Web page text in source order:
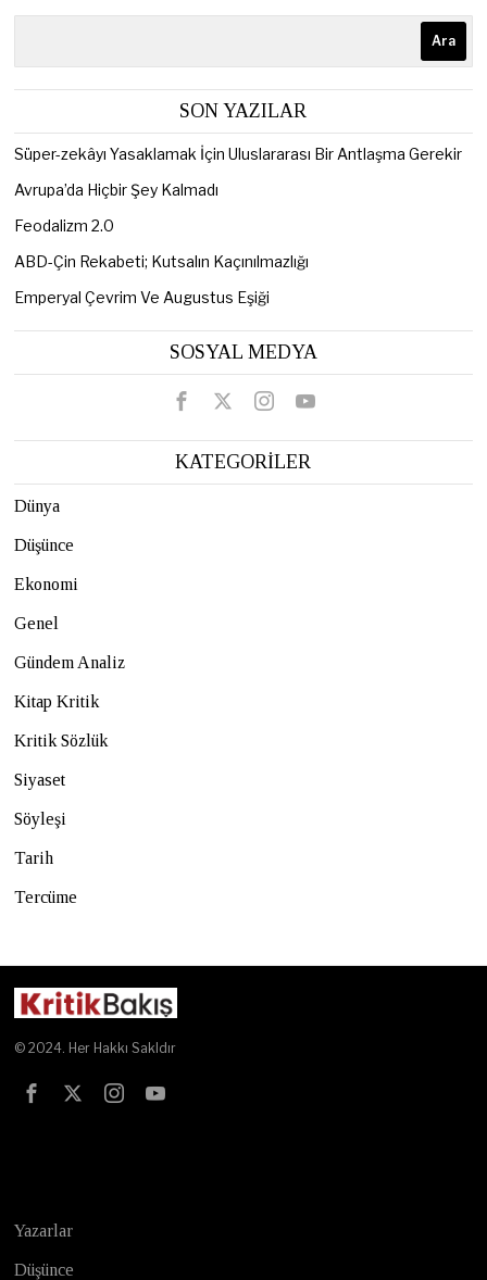
Ara
SON YAZILAR
Süper-zekâyı Yasaklamak İçin Uluslararası Bir Antlaşma Gerekir
Avrupa’da Hiçbir Şey Kalmadı
Feodalizm 2.0
ABD-Çin Rekabeti; Kutsalın Kaçınılmazlığı
Emperyal Çevrim Ve Augustus Eşiği
SOSYAL MEDYA
KATEGORİLER
Dünya
Düşünce
Ekonomi
Genel
Gündem Analiz
Kitap Kritik
Kritik Sözlük
Siyaset
Söyleşi
Tarih
Tercüme
© 2024. Her Hakkı Sakldır
Yazarlar
Düşünce